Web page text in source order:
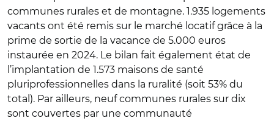
communes rurales et de montagne. 1.935 logements
vacants ont été remis sur le marché locatif grâce à la
prime de sortie de la vacance de 5.000 euros
instaurée en 2024. Le bilan fait également état de
l’implantation de 1.573 maisons de santé
pluriprofessionnelles dans la ruralité (soit 53% du
total). Par ailleurs, neuf communes rurales sur dix
sont couvertes par une communauté